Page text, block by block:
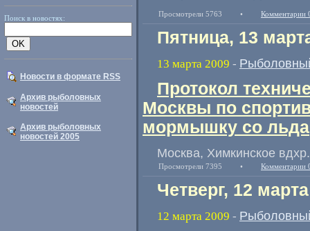
Поиск в новостях:
Новости в формате RSS
Архив рыболовных
новостей
Архив рыболовных
новостей 2005
Просмотрели 5763 • Комментарии
Пятница, 13
13 марта 2009 -
Протокол
Москвы по
мормышку со льда
Москва, Химкинское
Просмотрели 7395 • Комментарии
Четверг, 12
12 марта 2009 -